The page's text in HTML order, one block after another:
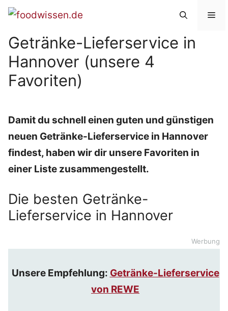
Zum
springen
Getränke-Lieferservice in
Hannover (unsere 4
Favoriten)
Damit du schnell einen guten und günstigen
neuen Getränke-Lieferservice in Hannover
findest, haben wir dir unsere Favoriten in
einer Liste zusammengestellt.
Die besten Getränke-
Lieferservice in Hannover
Werbung
Unsere Empfehlung: Getränke-Lieferservice
von REWE